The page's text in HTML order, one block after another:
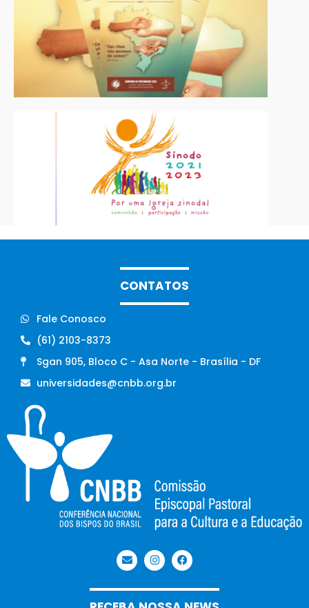
CONTATOS
Fale Conosco
(61) 2103-8373
Sgan 905, Bloco C - Asa Norte - Brasília - DF
universidades@cnbb.org.br